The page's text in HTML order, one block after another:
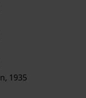
1935